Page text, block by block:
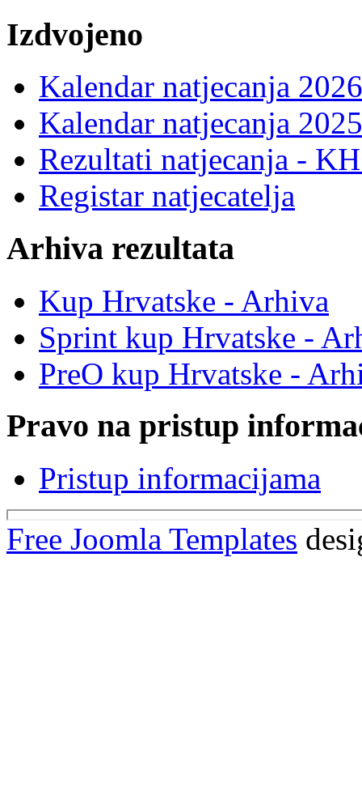
Izdvojeno
Kalendar natjecanja
Kalendar natjecanja
Rezultati natjecanja -
Registar natjecatelja
Arhiva rezultata
Kup Hrvatske - Arhiva
Sprint kup Hrvatske -
PreO kup Hrvatske -
Pravo na pristup
Pristup informacijama
Free Joomla Templates